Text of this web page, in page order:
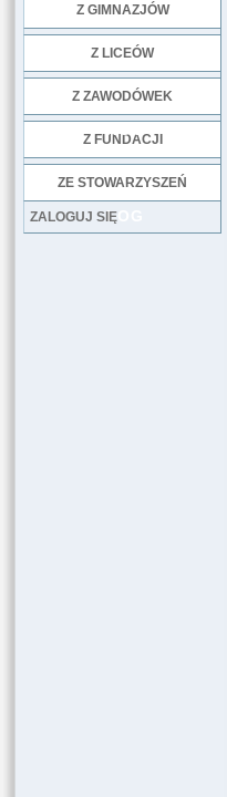
Z GIMNAZJÓW
Z LICEÓW
Z ZAWODÓWEK
Z FUNDACJI
ZE STOWARZYSZEŃ
LOG
ZALOGUJ SIĘ